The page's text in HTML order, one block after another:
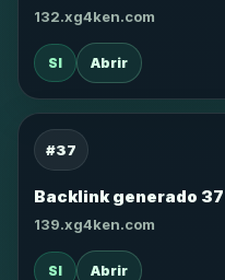
132.xg4ken.com
SI Abrir
#37
Backlink generado 37
139.xg4ken.com
SI Abrir